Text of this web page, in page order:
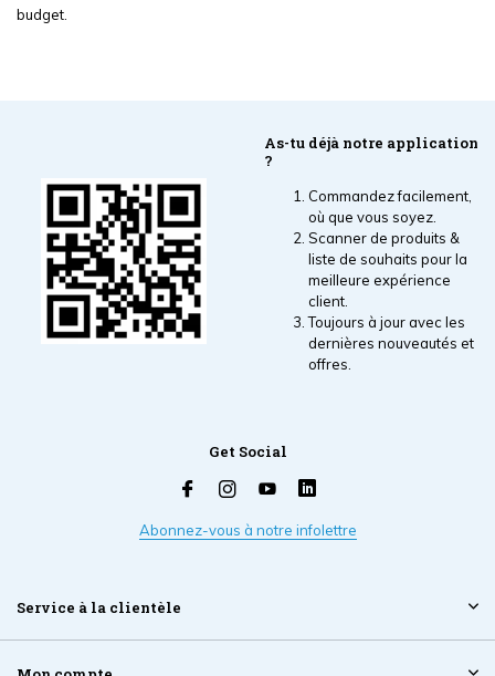
budget.
As-tu déjà notre application
?
Commandez facilement,
où que vous soyez.
Scanner de produits &
liste de souhaits pour la
meilleure expérience
client.
Toujours à jour avec les
dernières nouveautés et
offres.
Get Social
Abonnez-vous à notre infolettre
Service à la clientèle